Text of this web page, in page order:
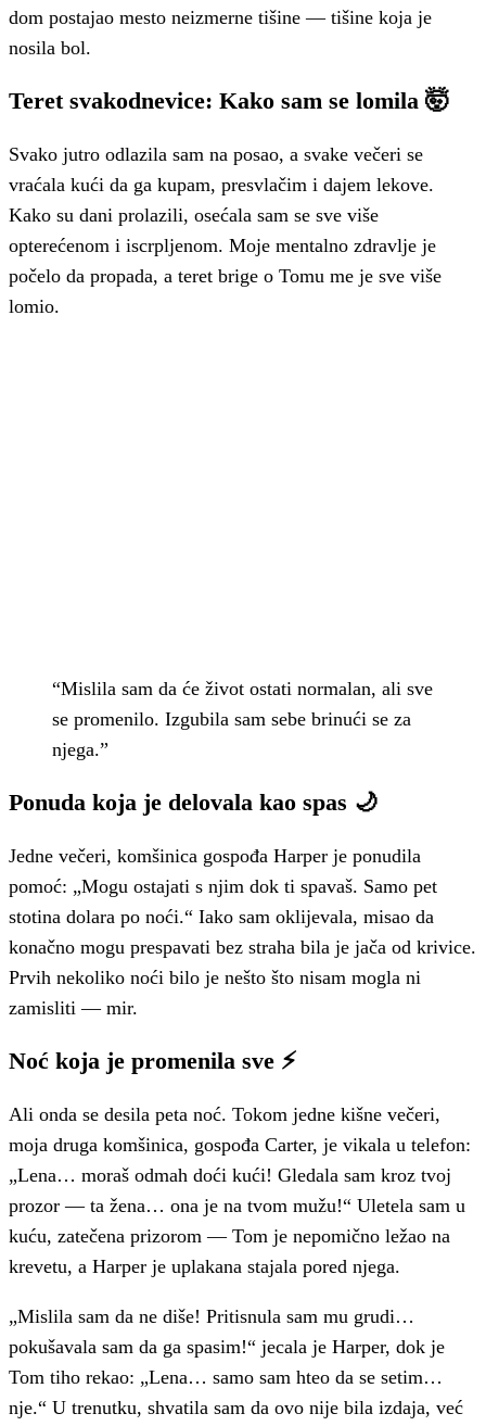
dom postajao mesto neizmerne tišine — tišine koja je
nosila bol.
Teret svakodnevice: Kako sam se lomila 🤯
Svako jutro odlazila sam na posao, a svake večeri se
vraćala kući da ga kupam, presvlačim i dajem lekove.
Kako su dani prolazili, osećala sam se sve više
opterećenom i iscrpljenom. Moje mentalno zdravlje je
počelo da propada, a teret brige o Tomu me je sve više
lomio.
“Mislila sam da će život ostati normalan, ali sve
se promenilo. Izgubila sam sebe brinući se za
njega.”
Ponuda koja je delovala kao spas 🌙
Jedne večeri, komšinica gospođa Harper je ponudila
pomoć: „Mogu ostajati s njim dok ti spavaš. Samo pet
stotina dolara po noći.“ Iako sam oklijevala, misao da
konačno mogu prespavati bez straha bila je jača od krivice.
Prvih nekoliko noći bilo je nešto što nisam mogla ni
zamisliti — mir.
Noć koja je promenila sve ⚡
Ali onda se desila peta noć. Tokom jedne kišne večeri,
moja druga komšinica, gospođa Carter, je vikala u telefon:
„Lena… moraš odmah doći kući! Gledala sam kroz tvoj
prozor — ta žena… ona je na tvom mužu!“ Uletela sam u
kuću, zatečena prizorom — Tom je nepomično ležao na
krevetu, a Harper je uplakana stajala pored njega.
„Mislila sam da ne diše! Pritisnula sam mu grudi…
pokušavala sam da ga spasim!“ jecala je Harper, dok je
Tom tiho rekao: „Lena… samo sam hteo da se setim…
nje.“ U trenutku, shvatila sam da ovo nije bila izdaja, već